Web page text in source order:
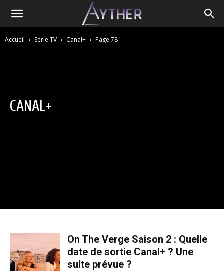
Accueil Série TV Canal+ Page 78
CANAL+
On The Verge Saison 2 : Quelle
date de sortie Canal+ ? Une
suite prévue ?